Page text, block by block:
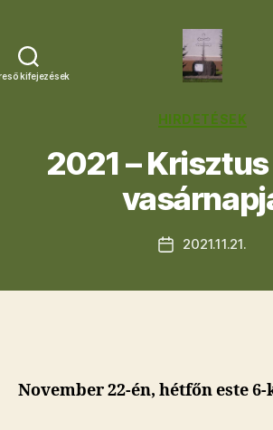
kifejezések
Kategóriák
HIRDETÉSEK
2021 –
Bejegyzés
2021.11.21.
November 22-én, hétfőn este